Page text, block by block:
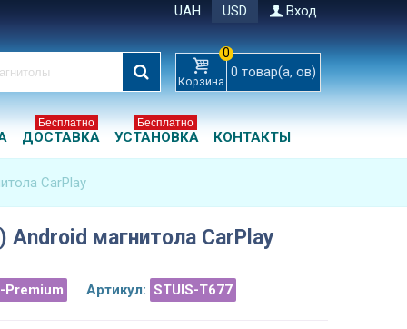
UAH USD Вход
Корзина
0
0 товар(а, ов)
ДОСТАВКА
Бесплатно
УСТАНОВКА
Бесплатно
КОНТАКТЫ
CarPlay
Android магнитола CarPlay
Premium Артикул: STUIS-T677